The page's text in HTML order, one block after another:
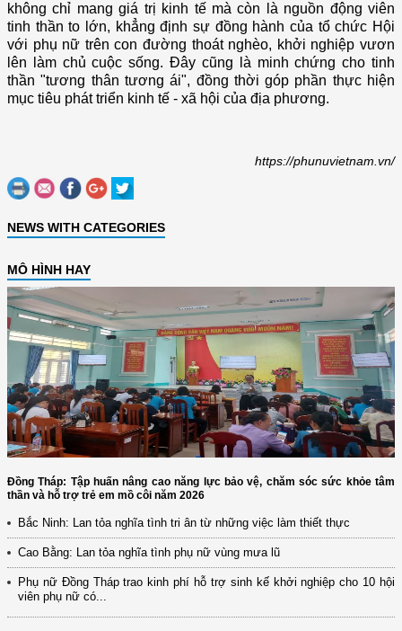
không chỉ mang giá trị kinh tế mà còn là nguồn động viên
tinh thần to lớn, khẳng định sự đồng hành của tổ chức Hội
với phụ nữ trên con đường thoát nghèo, khởi nghiệp vươn
lên làm chủ cuộc sống. Đây cũng là minh chứng cho tinh
thần "tương thân tương ái", đồng thời góp phần thực hiện
mục tiêu phát triển kinh tế - xã hội của địa phương.
https://phunuvietnam.vn/
NEWS WITH CATEGORIES
MÔ HÌNH HAY
Đồng Tháp: Tập huấn nâng cao năng lực bảo vệ, chăm sóc sức khỏe tâm
thần và hỗ trợ trẻ em mồ côi năm 2026
Bắc Ninh: Lan tỏa nghĩa tình tri ân từ những việc làm thiết thực
Cao Bằng: Lan tỏa nghĩa tình phụ nữ vùng mưa lũ
Phụ nữ Đồng Tháp trao kinh phí hỗ trợ sinh kế khởi nghiệp cho 10 hội
viên phụ nữ có...